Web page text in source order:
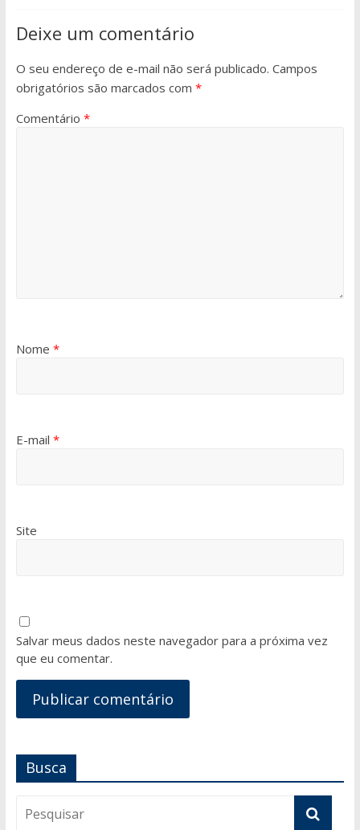
Deixe um comentário
O seu endereço de e-mail não será publicado. Campos
obrigatórios são marcados com *
Comentário *
Nome *
E-mail *
Site
Salvar meus dados neste navegador para a próxima vez
que eu comentar.
Busca